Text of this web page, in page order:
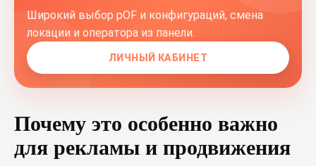
Широкий выбор pOF и конфигураций, смена
локации и оператора из панели.
ЛИЧНЫЙ КАБИНЕТ
Почему это особенно важно
для рекламы и продвижения